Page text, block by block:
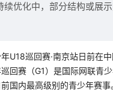
续优化中，部分结构或展
U18巡回赛·南京站日前在中
回赛（G1）是国际网联青
国内最高级别的青少年赛